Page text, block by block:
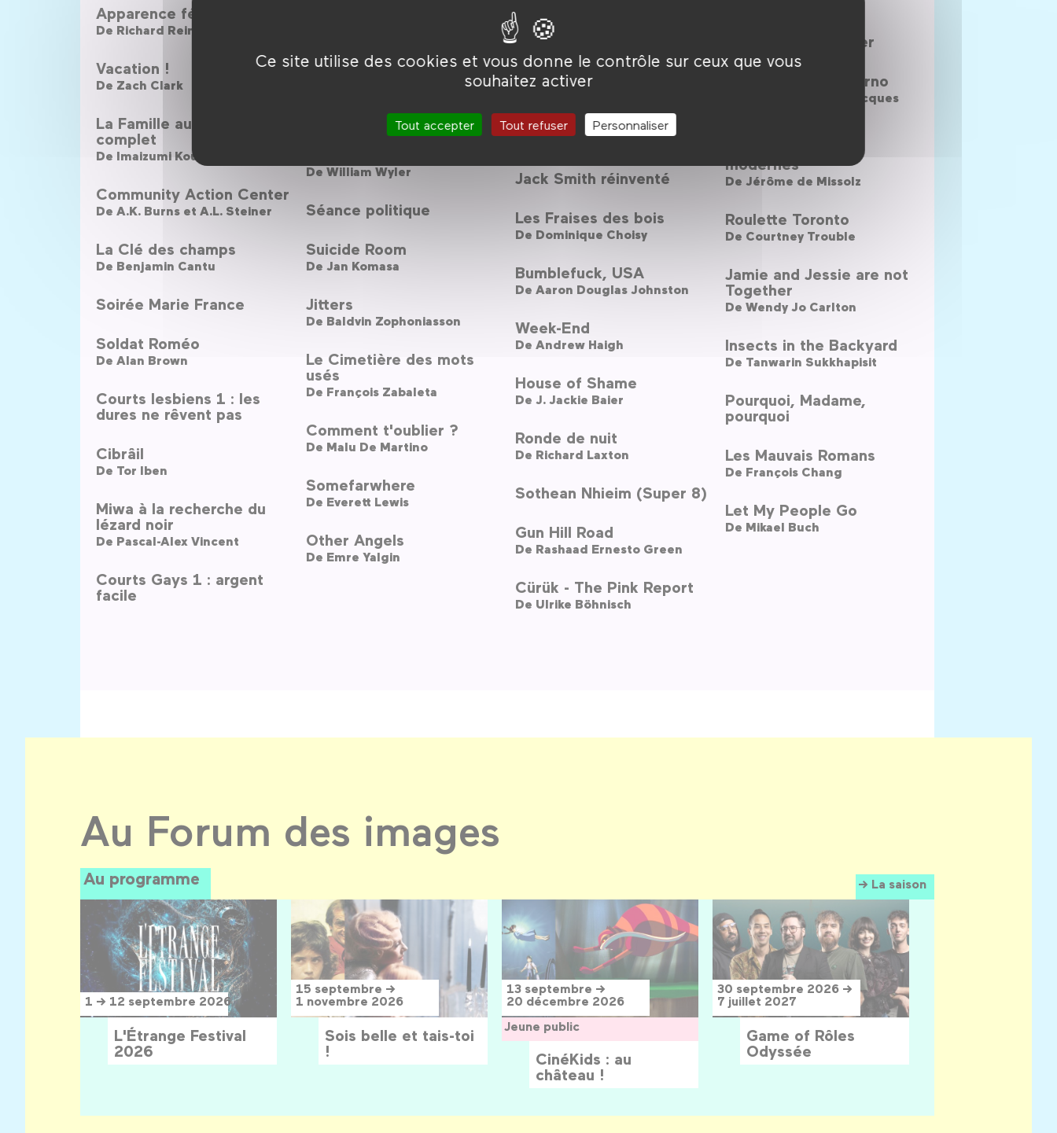
Ce site utilise des cookies et vous donne le contrôle sur ceux que vous
souhaitez activer
Tout accepter Tout refuser Personnaliser
Apparence féminine
De Richard Rein
Vacation !
De Zach Clark
La Famille au grand
complet
De Imaizumi Kouichi
Community Action Center
De A.K. Burns et A.L. Steiner
La Clé des champs
De Benjamin Cantu
Soirée Marie France
Soldat Roméo
De Alan Brown
Courts lesbiens 1 : les
dures ne rêvent pas
Cibrâil
De Tor Iben
Miwa à la recherche du
lézard noir
De Pascal-Alex Vincent
Courts Gays 1 : argent
facile
DeThunska Pansittivorakul
Pierre-Alain Meier
De William Wyler
Séance politique
Suicide Room
De Jan Komasa
Jitters
De Baldvin Zophoniasson
Le Cimetière des mots
usés
De François Zabaleta
Comment t'oublier ?
De Malu De Martino
Somefarwhere
De Everett Lewis
Other Angels
De Emre Yalgin
Sur le départ
DeMichaël Dacheux
Roméos
De Sabine Bernardi
Je t'aime moi non plus
DeSerge Gainsbourg
Jack Smith réinventé
Les Fraises des bois
De Dominique Choisy
Bumblefuck, USA
De Aaron Douglas Johnston
Week-End
De Andrew Haigh
House of Shame
De J. Jackie Baier
Ronde de nuit
De Richard Laxton
Sothean Nhieim (Super 8)
Gun Hill Road
De Rashaad Ernesto Green
Cürük - The Pink Report
De Ulrike Böhnisch
Catherine Corringer
New York City Inferno
Marvin Merkins (Jacques
mödernes
De Jérôme de Missolz
Roulette Toronto
De Courtney Trouble
Jamie and Jessie are not
Together
De Wendy Jo Carlton
Insects in the Backyard
De Tanwarin Sukkhapisit
Pourquoi, Madame,
pourquoi
Les Mauvais Romans
De François Chang
Let My People Go
De Mikael Buch
Au Forum des images
Au programme La saison
1 → 12 septembre 2026
L'Étrange Festival
2026
15 septembre →
1 novembre 2026
Sois belle et tais-toi
!
13 septembre →
20 décembre 2026
Jeune public
CinéKids : au
château !
30 septembre 2026 →
7 juillet 2027
Game of Rôles
Odyssée